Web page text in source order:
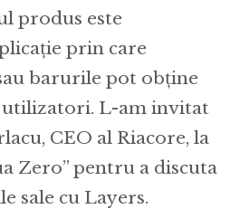
produs este
prin care
barurile pot obține
utilizatori. L-am invitat
CEO al Riacore, la
Zero” pentru a discuta
sale cu Layers.